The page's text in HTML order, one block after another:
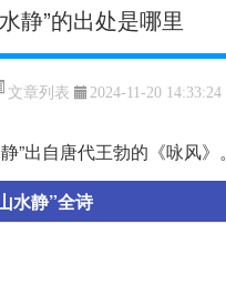
静”的出处是哪里
文章列表 2024-11-20 14:33:24
”出自唐代王勃的《咏风》。
水静”全诗